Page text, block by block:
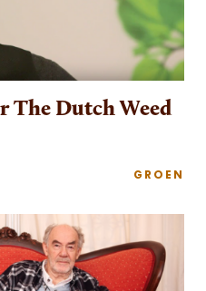
The Dutch Weed
GROEN